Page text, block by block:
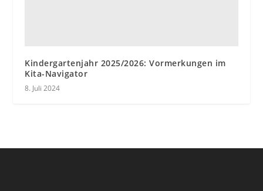
Kindergartenjahr 2025/2026: Vormerkungen im
Kita-Navigator
8. Juli 2024